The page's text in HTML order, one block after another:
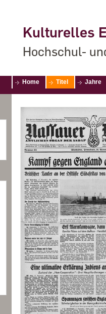
Kulturelles
Hochschul-
Home Titel Jahre